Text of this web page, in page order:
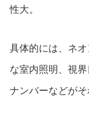
性大。
具体的には、ネ
な室内照明、視
ナンバーなどがそ